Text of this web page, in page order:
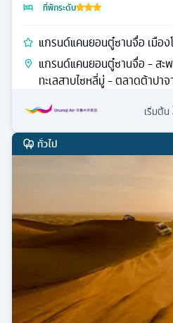
ที่พักระดับ
แกรนด์แคนยอนตู๋ซานจื่อ เมือง
แกรนด์แคนยอนตู๋ซานจื่อ - สะ
ทะเลสาบไซหลี่มู่ - ตลาดต้าปา
เริ่มต้น
ทั่วไป